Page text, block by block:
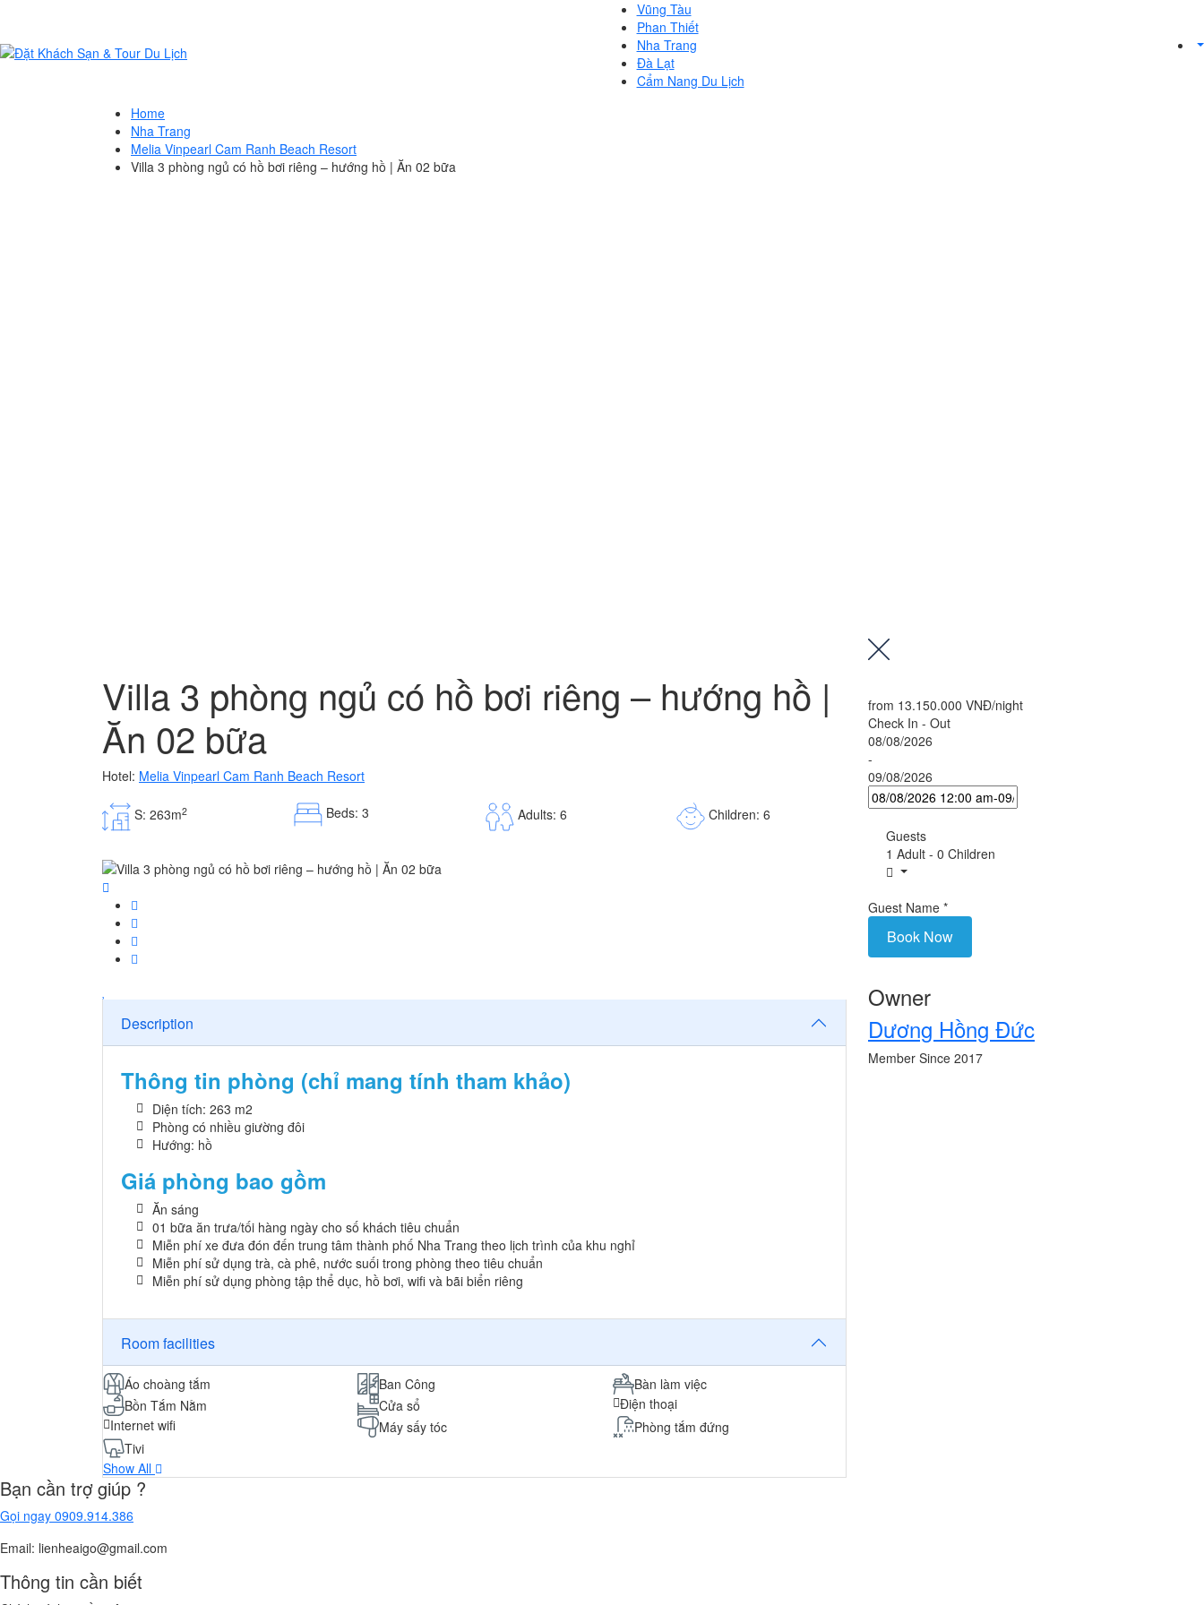
Vũng Tàu
Phan Thiết
Nha Trang
Đà Lạt
Cẩm Nang Du Lịch
Home
Nha Trang
Melia Vinpearl Cam Ranh Beach Resort
Villa 3 phòng ngủ có hồ bơi riêng – hướng hồ | Ăn 02 bữa
Villa 3 phòng ngủ có hồ bơi riêng – hướng hồ |
Ăn 02 bữa
Hotel: Melia Vinpearl Cam Ranh Beach Resort
S: 263m2 Beds: 3 Adults: 6 Children: 6
Description
Thông tin phòng (chỉ mang tính tham khảo)
Diện tích: 263 m2
Phòng có nhiều giường đôi
Hướng: hồ
Giá phòng bao gồm
Ăn sáng
01 bữa ăn trưa/tối hàng ngày cho số khách tiêu chuẩn
Miễn phí xe đưa đón đến trung tâm thành phố Nha Trang theo lịch trình của khu nghỉ
Miễn phí sử dụng trà, cà phê, nước suối trong phòng theo tiêu chuẩn
Miễn phí sử dụng phòng tập thể dục, hồ bơi, wifi và bãi biển riêng
Room facilities
Áo choàng tắm Ban Công
Bàn làm việc
Bồn Tắm Nằm
Cửa sổ
Điện thoại
Internet wifi
Máy sấy tóc
Phòng tắm đứng
Tivi
Show All
from 13.150.000 VNĐ/night
Check In - Out
08/08/2026
-
09/08/2026
Guests
1 Adult - 0 Children
Guest Name *
Book Now
Owner
Dương Hồng Đức
Member Since 2017
Bạn cần trợ giúp ?
Gọi ngay 0909.914.386
Email: lienheaigo@gmail.com
Thông tin cần biết